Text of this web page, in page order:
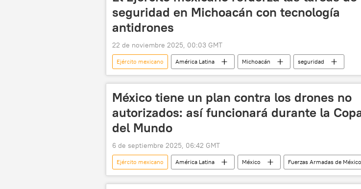
seguridad en Michoacán con tecnología
antidrones
22 de noviembre 2025, 00:03 GMT
Ejército mexicano América Latina Michoacán seguridad
México tiene un plan contra los drones no
autorizados: así funcionará durante la
del Mundo
6 de septiembre 2025, 06:42 GMT
Ejército mexicano América Latina México Fuerzas Armadas de México
Copa Mundial de Fútbol de 2026